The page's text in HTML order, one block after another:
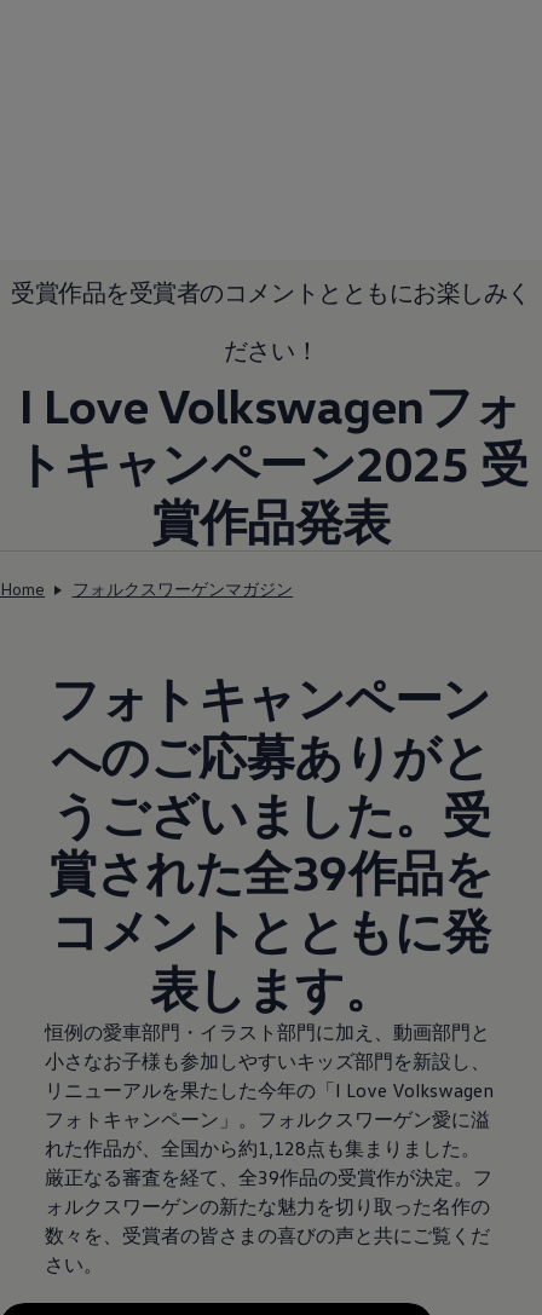
受賞作品を受賞者のコメントとともにお楽しみく
ださい！
I Love Volkswagenフォ
トキャンペーン2025 受
賞作品発表
Home フォルクスワーゲンマガジン
フォトキャンペーン
へのご応募ありがと
うございました。受
賞された全39作品を
コメントとともに発
表します。
恒例の愛車部門・イラスト部門に加え、動画部門と
小さなお子様も参加しやすいキッズ部門を新設し、
リニューアルを果たした今年の「I Love Volkswagen
フォトキャンペーン」。フォルクスワーゲン愛に溢
れた作品が、全国から約1,128点も集まりました。
厳正なる審査を経て、全39作品の受賞作が決定。フ
ォルクスワーゲンの新たな魅力を切り取った名作の
数々を、受賞者の皆さまの喜びの声と共にご覧くだ
さい。